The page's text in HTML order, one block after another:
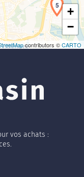
5
+
−
contributors ©CARTO
vos achats :